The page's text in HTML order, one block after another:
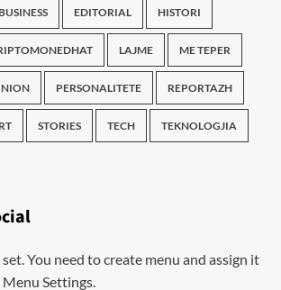
BUSINESS EDITORIAL HISTORI
LAJME ME TEPER
PERSONALITETE REPORTAZH
STORIES TECH TEKNOLOGJIA
You need to create menu and assign it
Settings.